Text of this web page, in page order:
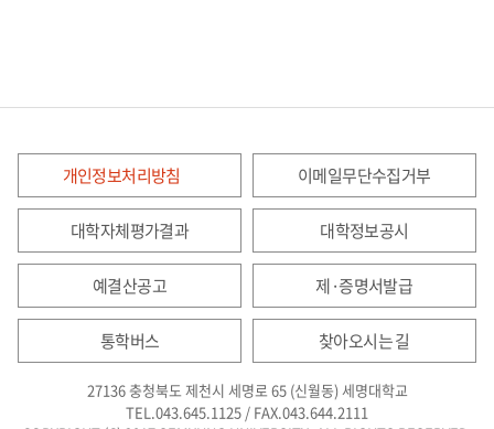
개인정보처리방침 이메일무단수집거부
대학자체평가결과 대학정보공시
예결산공고 제·증명서발급
통학버스 찾아오시는 길
27136 충청북도 제천시 세명로 65 (신월동) 세명대학교
TEL.043.645.1125 / FAX.043.644.2111